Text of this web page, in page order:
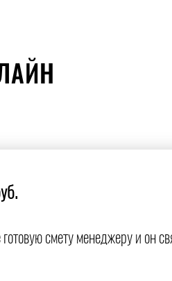
готовую смету менеджеру и он